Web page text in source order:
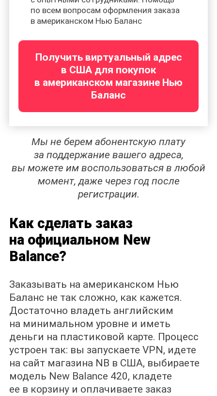
по всем вопросам оформления заказа
в американском Нью Баланс
Получить виртуальный адрес
в США для покупок
в американском магазине Нью
Баланс
Мы не берем абонентскую плату
за поддержание вашего адреса,
вы можете им воспользоваться в любой
момент, даже через год после
регистрации.
Как сделать заказ
на официальном New
Balance?
Заказывать на американском Нью
Баланс не так сложно, как кажется.
Достаточно владеть английским
на минимальном уровне и иметь
деньги на пластиковой карте. Процесс
устроен так: вы запускаете VPN, идете
на сайт магазина NB в США, выбираете
модель New Balance 420, кладете
ее в корзину и оплачиваете заказ